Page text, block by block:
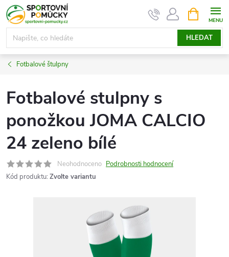
Přejít
na
obsah
HLEDAT
NÁKUPNÍ
KOŠÍK
Fotbalové štulpny
Fotbalové stulpny s
ponožkou JOMA CALCIO
24 zeleno bílé
Neohodnoceno Podrobnosti hodnocení
Kód produktu: Zvolte variantu